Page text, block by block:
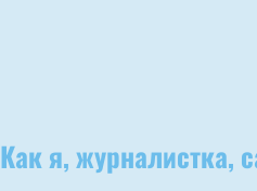
Как я, журналистка,